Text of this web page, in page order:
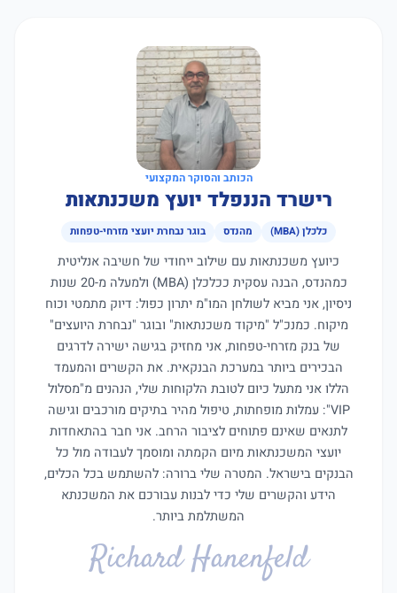
הכותב והסוקר המקצועי
רישרד הננפלד יועץ משכנתאות
כלכלן (MBA) מהנדס בוגר נבחרת יועצי מזרחי-טפחות
כיועץ משכנתאות עם שילוב ייחודי של חשיבה אנליטית
כמהנדס, הבנה עסקית ככלכלן (MBA) ולמעלה מ-20 שנות
ניסיון, אני מביא לשולחן המו"מ יתרון כפול: דיוק מתמטי וכוח
מיקוח. כמנכ"ל "מיקוד משכנתאות" ובוגר "נבחרת היועצים"
של בנק מזרחי-טפחות, אני מחזיק בגישה ישירה לדרגים
הבכירים ביותר במערכת הבנקאית. את הקשרים והמעמד
הללו אני מתעל כיום לטובת הלקוחות שלי, הנהנים מ"מסלול
VIP": עמלות מופחתות, טיפול מהיר בתיקים מורכבים וגישה
לתנאים שאינם פתוחים לציבור הרחב. אני חבר בהתאחדות
יועצי המשכנתאות מיום הקמתה ומוסמך לעבודה מול כל
הבנקים בישראל. המטרה שלי ברורה: להשתמש בכל הכלים,
הידע והקשרים שלי כדי לבנות עבורכם את המשכנתא
המשתלמת ביותר.
Richard Hanenfeld